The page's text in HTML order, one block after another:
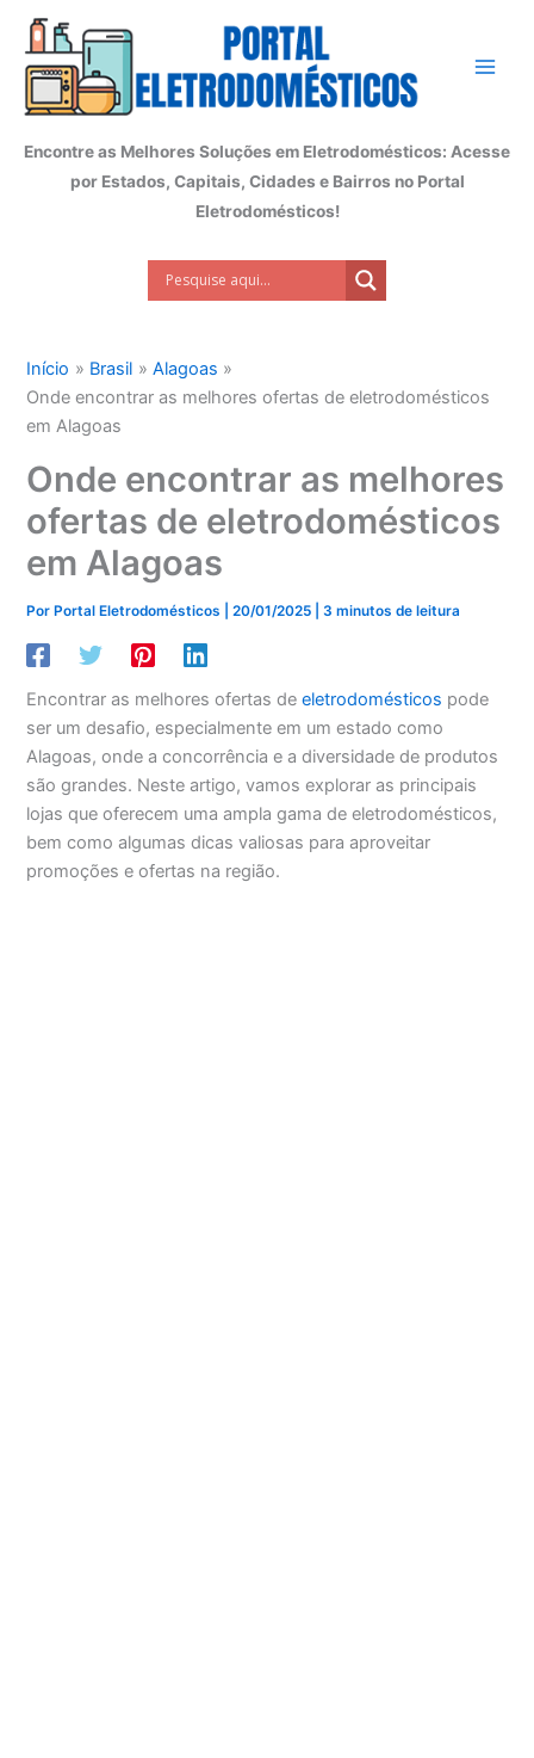
conteúdo
Encontre as Melhores Soluções em Eletrodomésticos: Acesse
por Estados, Capitais, Cidades e Bairros no Portal
Eletrodomésticos!
Início Brasil
Alagoas
Onde encontrar as melhores ofertas de eletrodomésticos
em Alagoas
Onde encontrar as melhores
ofertas de eletrodomésticos
em Alagoas
PorPortal Eletrodomésticos |20/01/2025 |3 minutos de leitura
Encontrar as melhores ofertas deeletrodomésticos pode
ser um desafio, especialmente em um estado como
Alagoas, onde a concorrência e a diversidade de produtos
são grandes. Neste artigo, vamos explorar as principais
lojas que oferecem uma ampla gama de eletrodomésticos,
bem como algumas dicas valiosas para aproveitar
promoções e ofertas na região.